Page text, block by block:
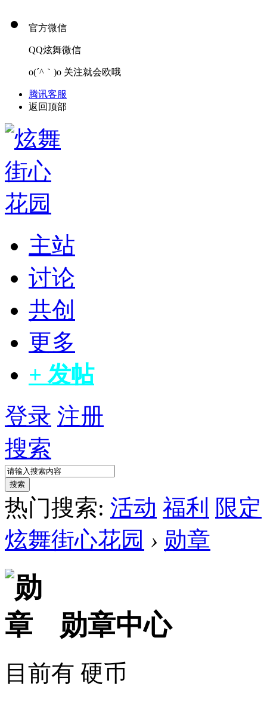
官方微信
QQ炫舞微信
o(´^｀)o 关注就会欧哦
腾讯客服
返回顶部
主站
讨论
共创
更多
+ 发帖
登录 注册
搜索
搜索
热门搜索: 活动 福利
限定
炫舞街心花园 › 勋章
勋章中心
目前有 硬币